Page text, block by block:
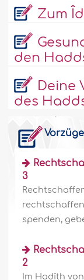
Zum
den
Deine
des
3
spenden,
2
Im Hadîth